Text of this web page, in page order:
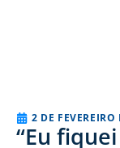
2 DE FEVEREIRO
“Eu